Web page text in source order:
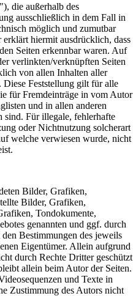
die außerhalb des
ausschließlich in dem Fall in
möglich und zumutbar
hiermit ausdrücklich, dass
Seiten erkennbar waren. Auf
verlinkten/verknüpften Seiten
von allen Inhalten aller
Feststellung gilt für alle
für Fremdeinträge in vom Autor
und in allen anderen
sind. Für illegale, fehlerhafte
oder Nichtnutzung solcherart
welche verwiesen wurde, nicht
Bilder, Grafiken,
Bilder, Grafiken,
Tondokumente,
genannten und ggf. durch
Bestimmungen des jeweils
Eigentümer. Allein aufgrund
durch Rechte Dritter geschützt
allein beim Autor der Seiten.
und Texte in
Zustimmung des Autors nicht